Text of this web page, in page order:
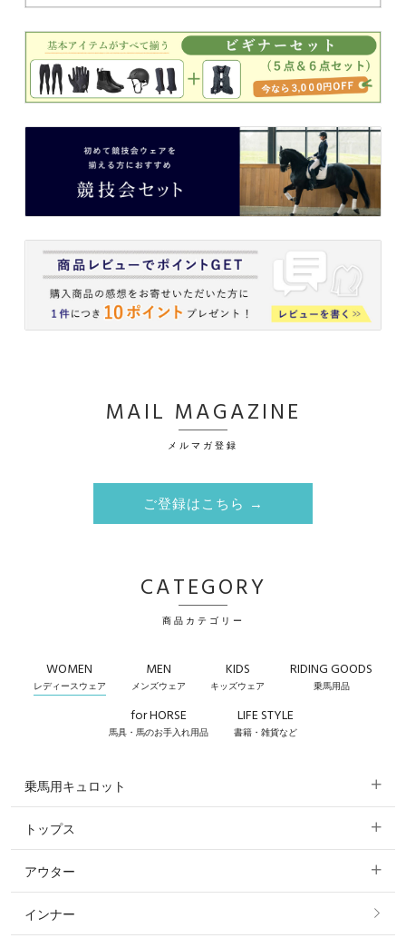
MAIL MAGAZINE
メルマガ登録
ご登録はこちら →
CATEGORY
商品カテゴリー
WOMEN
レディースウェア
MEN
メンズウェア
KIDS
キッズウェア
RIDING GOODS
乗馬用品
for HORSE
馬具・馬のお手入れ用品
LIFE STYLE
書籍・雑貨など
乗馬用キュロット
すべてのキュロット
フルグリップ・尻革 キュロット
ニーグリップ・膝革 キュロット
トップス
すべてのトップス
ポロシャツ
アウター
すべてのアウター
インナー